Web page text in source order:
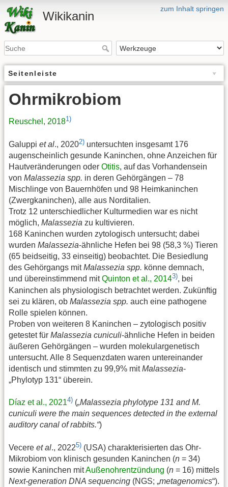
zum Inhalt springen
Wikikanin
Seitenleiste
Ohrmikrobiom
Reuschel, 20181)
Galuppi et al., 20202) untersuchten insgesamt 176
augenscheinlich gesunde Kaninchen, ohne Anzeichen für
Hautveränderungen oder Otitis, auf das Vorhandensein
von Malassezia spp. in deren Gehörgängen – 78
Mischlinge von Bauernhöfen und 98 Heimkaninchen
(Zwergkaninchen), alle aus Norditalien.
Trotz 12 unterschiedlicher Kulturmedien war es nicht
möglich, Malassezia zu kultivieren.
168 Kaninchen wurden zytologisch untersucht; dabei
wurden Malassezia-ähnliche Hefen bei 98 (58,3 %) Tieren
(65 beidseitig, 33 einseitig) beobachtet. Die Besiedlung
des Gehörgangs mitMalassezia spp. könne demnach,
und übereinstimmend mitQuinton et al., 20143), bei
Kaninchen als physiologisch betrachtet werden. Zukünftig
sei zu klären, ob Malassezia spp. auch eine pathogene
Rolle spielen können.
Proben von weiteren 8 Kaninchen – zytologisch positiv
getestet für Malassezia cuniculi-ähnliche Hefen in beiden
äußeren Gehörgängen – wurden molekulargenetisch
untersucht. Alle 8 Sequenzdaten waren untereinander
identisch und stimmten zu 99,9% mitMalassezia-
„Phylotyp 131“ überein.
Díaz et al., 20214) („Malassezia phylotype 131 and M.
cuniculi were the main sequences detected in the external
auditory canal of rabbits.“)
Vecere et al., 20225) (USA) charakterisierten das Ohr-
Mikrobiom von klinisch gesunden Kaninchen (n = 34)
sowie Kaninchen mitAußenohrentzündung (n = 16) mittels
Next-generation DNA sequencing (NGS; „metagenomics“).